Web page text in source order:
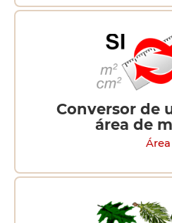
Conversor de
área de
Área